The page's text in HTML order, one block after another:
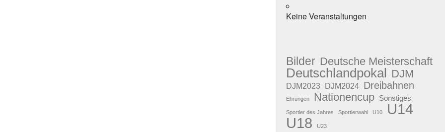
Keine Veranstaltungen
Bilder Deutsche Meisterschaft
Deutschlandpokal DJM
DJM2023 DJM2024 Dreibahnen
Ehrungen Nationencup Sonstiges
Sportler des Jahres Sportlerwahl U10 U14
U18 U23